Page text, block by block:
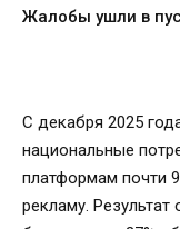
Жалобы ушли в
С декабря 2025
национальные
платформам почти
рекламу.